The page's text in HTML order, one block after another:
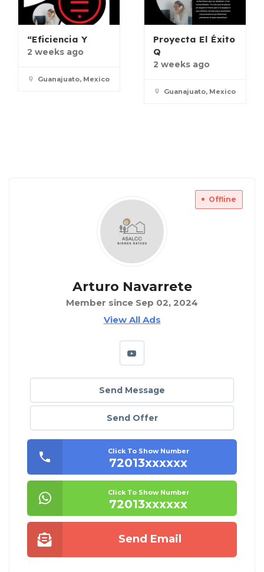
“Eficiencia Y
2 weeks ago
Guanajuato, Mexico
Proyecta El Éxito
Q
2 weeks ago
Guanajuato, Mexico
Offline
Arturo Navarrete
Member since Sep 02, 2024
View All Ads
Send Message
Send Offer
Click To Show Number
72013xxxxxx
Click To Show Number
72013xxxxxx
Send Email